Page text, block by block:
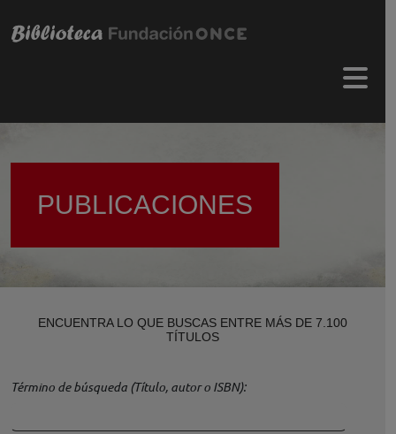
PUBLICACIONES
ENCUENTRA LO QUE BUSCAS ENTRE MÁS DE 7.100
TÍTULOS
Término de búsqueda (Título, autor o ISBN)